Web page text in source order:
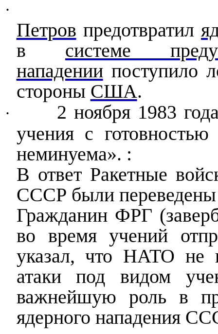
·
Петров предотвратил
в
системе
нападении поступило
стороны США.
·
2 ноября 1983
ученияс
неминуема». :
В ответ Ракетные
СССР были переведены
Гражданин ФРГ
во время учений
указал, что НАТО не
атаки под видом
важнейшую роль в
ядерного нападения